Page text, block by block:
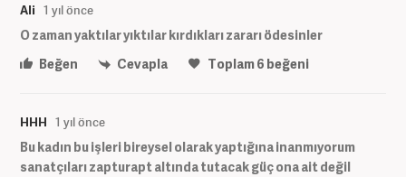
Ali 1 yıl önce
O zaman yaktılar yıktılar kırdıkları zararı ödesinler
Beğen
Cevapla Toplam6 beğeni
HHH 1 yıl önce
Bu kadın bu işleri bireysel olarak yaptığına inanmıyorum
sanatçıları zapturapt altında tutacak güç ona ait değil